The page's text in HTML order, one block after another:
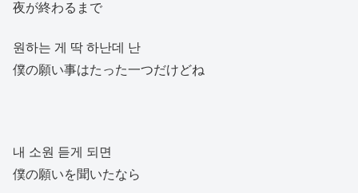
夜が終わるまで
원하는 게 딱 하난데 난
僕の願い事はたった一つだけどね
내 소원 듣게 되면
僕の願いを聞いたなら